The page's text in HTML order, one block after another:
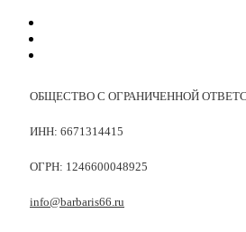
ОБЩЕСТВО С ОГРАНИЧЕННОЙ
ИНН: 6671314415
ОГРН: 1246600048925
info@barbaris66.ru